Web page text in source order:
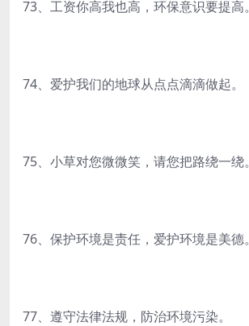
73、工资你高我也高，环保意识要提高。
74、爱护我们的地球从点点滴滴做起。
75、小草对您微微笑，请您把路绕一绕。
76、保护环境是责任，爱护环境是美德。
77、遵守法律法规，防治环境污染。